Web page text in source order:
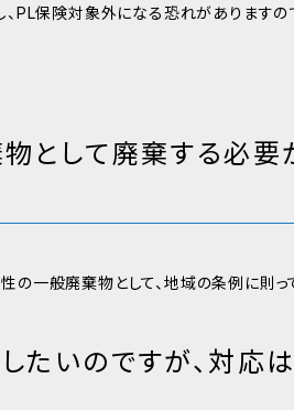
、PL保険対象外になる恐れがあります
として廃棄する必要
一般廃棄物として、地域の条例に則っ
たいのですが、対応